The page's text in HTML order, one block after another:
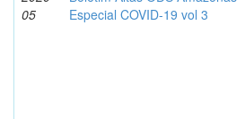
05
Especial COVID-19 vol 3